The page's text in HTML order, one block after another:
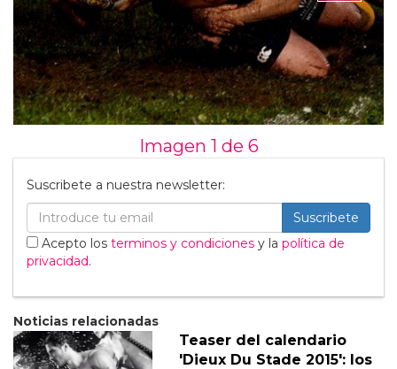
Imagen 1 de 6
Suscribete a nuestra newsletter:
Suscribete
Acepto los terminos y condiciones y la política de
privacidad.
Noticias relacionadas
Teaser del calendario
'Dieux Du Stade 2015': los